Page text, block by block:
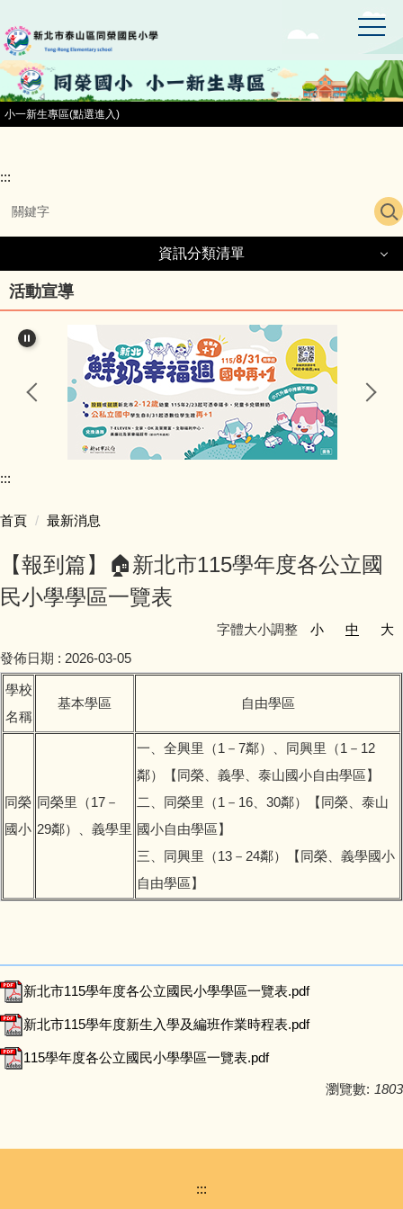
到
主
要
內
容
區
小一新生專區(點選進入)
:::
資訊分類清單
資訊分類清單
同榮國小首頁
小一新生專區
行政團隊介紹
學校行事簡曆
同榮教室配置圖
公職人員利益迴避專區
會計資訊公開
活動宣導
:::
首頁 最新消息
【報到篇】🏠新北市115學年度各公立國
民小學學區一覽表
字體大小調整 小 中
大
發佈日期 : 2026-03-05
學校
名稱
基本學區 自由學區
同榮
國小
同榮里（17－
29鄰）、義學里
一、全興里（1－7鄰）、同興里（1－12
鄰）【同榮、義學、泰山國小自由學區】
二、同榮里（1－16、30鄰）【同榮、泰山
國小自由學區】
三、同興里（13－24鄰）【同榮、義學國小
自由學區】
新北市115學年度各公立國民小學學區一覽表.pdf
新北市115學年度新生入學及編班作業時程表.pdf
115學年度各公立國民小學學區一覽表.pdf
瀏覽數: 1803
:::